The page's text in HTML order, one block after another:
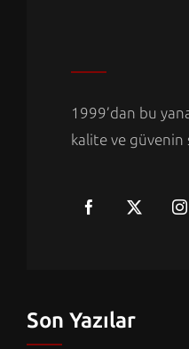
1999’dan bu
kalite ve güvenin
Son Yazılar